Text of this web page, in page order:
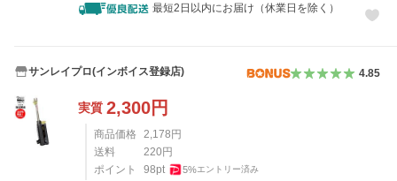
最短2日以内にお届け（休業日を除く）
サンレイプロ(インボイス登録店) 4.85
実質 2,300円
商品価格 2,178 円
送料
220 円
ポイント
98pt 5%エントリー済み